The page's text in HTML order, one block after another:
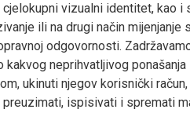
vizualni identitet, kao i
ili na drugi način mijenjanje
odgovornosti.
kakvog neprihvatljivog
ukinuti njegov korisnički
ispisivati i spremati